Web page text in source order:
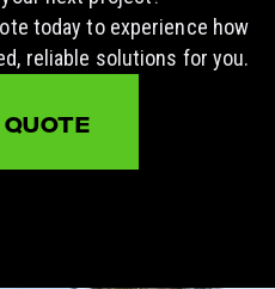
today to experience how
reliable solutions for you.